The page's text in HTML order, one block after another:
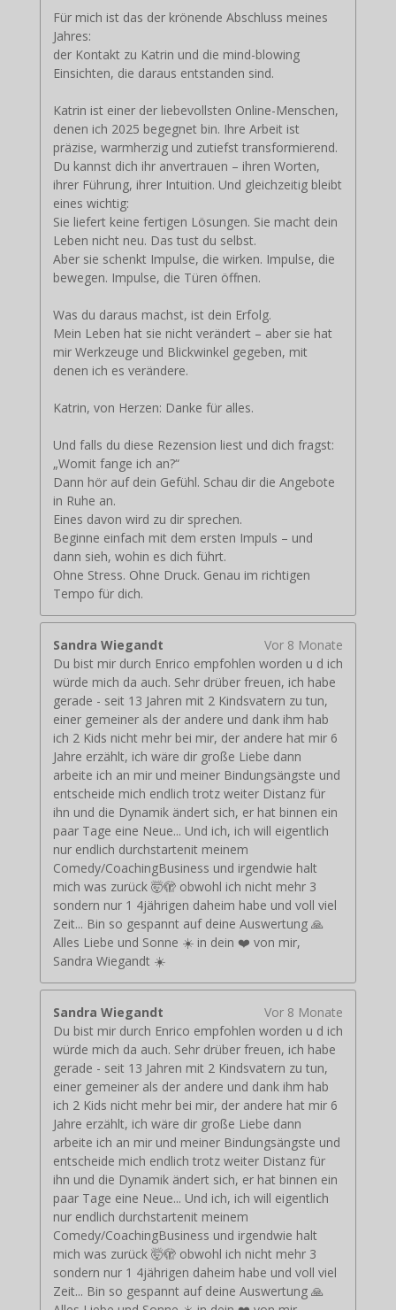
Für mich ist das der krönende Abschluss meines
Jahres:
der Kontakt zu Katrin und die mind-blowing
Einsichten, die daraus entstanden sind.
Katrin ist einer der liebevollsten Online-Menschen,
denen ich 2025 begegnet bin. Ihre Arbeit ist
präzise, warmherzig und zutiefst transformierend.
Du kannst dich ihr anvertrauen – ihren Worten,
ihrer Führung, ihrer Intuition. Und gleichzeitig bleibt
eines wichtig:
Sie liefert keine fertigen Lösungen. Sie macht dein
Leben nicht neu. Das tust du selbst.
Aber sie schenkt Impulse, die wirken. Impulse, die
bewegen. Impulse, die Türen öffnen.
Was du daraus machst, ist dein Erfolg.
Mein Leben hat sie nicht verändert – aber sie hat
mir Werkzeuge und Blickwinkel gegeben, mit
denen ich es verändere.
Katrin, von Herzen: Danke für alles.
Und falls du diese Rezension liest und dich fragst:
„Womit fange ich an?“
Dann hör auf dein Gefühl. Schau dir die Angebote
in Ruhe an.
Eines davon wird zu dir sprechen.
Beginne einfach mit dem ersten Impuls – und
dann sieh, wohin es dich führt.
Ohne Stress. Ohne Druck. Genau im richtigen
Tempo für dich.
Sandra Wiegandt
Vor 8 Monate
Du bist mir durch Enrico empfohlen worden u d ich
würde mich da auch. Sehr drüber freuen, ich habe
gerade - seit 13 Jahren mit 2 Kindsvatern zu tun,
einer gemeiner als der andere und dank ihm hab
ich 2 Kids nicht mehr bei mir, der andere hat mir 6
Jahre erzählt, ich wäre dir große Liebe dann
arbeite ich an mir und meiner Bindungsängste und
entscheide mich endlich trotz weiter Distanz für
ihn und die Dynamik ändert sich, er hat binnen ein
paar Tage eine Neue... Und ich, ich will eigentlich
nur endlich durchstartenit meinem
Comedy/CoachingBusiness und irgendwie halt
mich was zurück 🤯🫣 obwohl ich nicht mehr 3
sondern nur 1 4jährigen daheim habe und voll viel
Zeit... Bin so gespannt auf deine Auswertung 🙏
Alles Liebe und Sonne ☀️ in dein ❤️ von mir,
Sandra Wiegandt ☀️
Sandra Wiegandt
Vor 8 Monate
Du bist mir durch Enrico empfohlen worden u d ich
würde mich da auch. Sehr drüber freuen, ich habe
gerade - seit 13 Jahren mit 2 Kindsvatern zu tun,
einer gemeiner als der andere und dank ihm hab
ich 2 Kids nicht mehr bei mir, der andere hat mir 6
Jahre erzählt, ich wäre dir große Liebe dann
arbeite ich an mir und meiner Bindungsängste und
entscheide mich endlich trotz weiter Distanz für
ihn und die Dynamik ändert sich, er hat binnen ein
paar Tage eine Neue... Und ich, ich will eigentlich
nur endlich durchstartenit meinem
Comedy/CoachingBusiness und irgendwie halt
mich was zurück 🤯🫣 obwohl ich nicht mehr 3
sondern nur 1 4jährigen daheim habe und voll viel
Zeit... Bin so gespannt auf deine Auswertung 🙏